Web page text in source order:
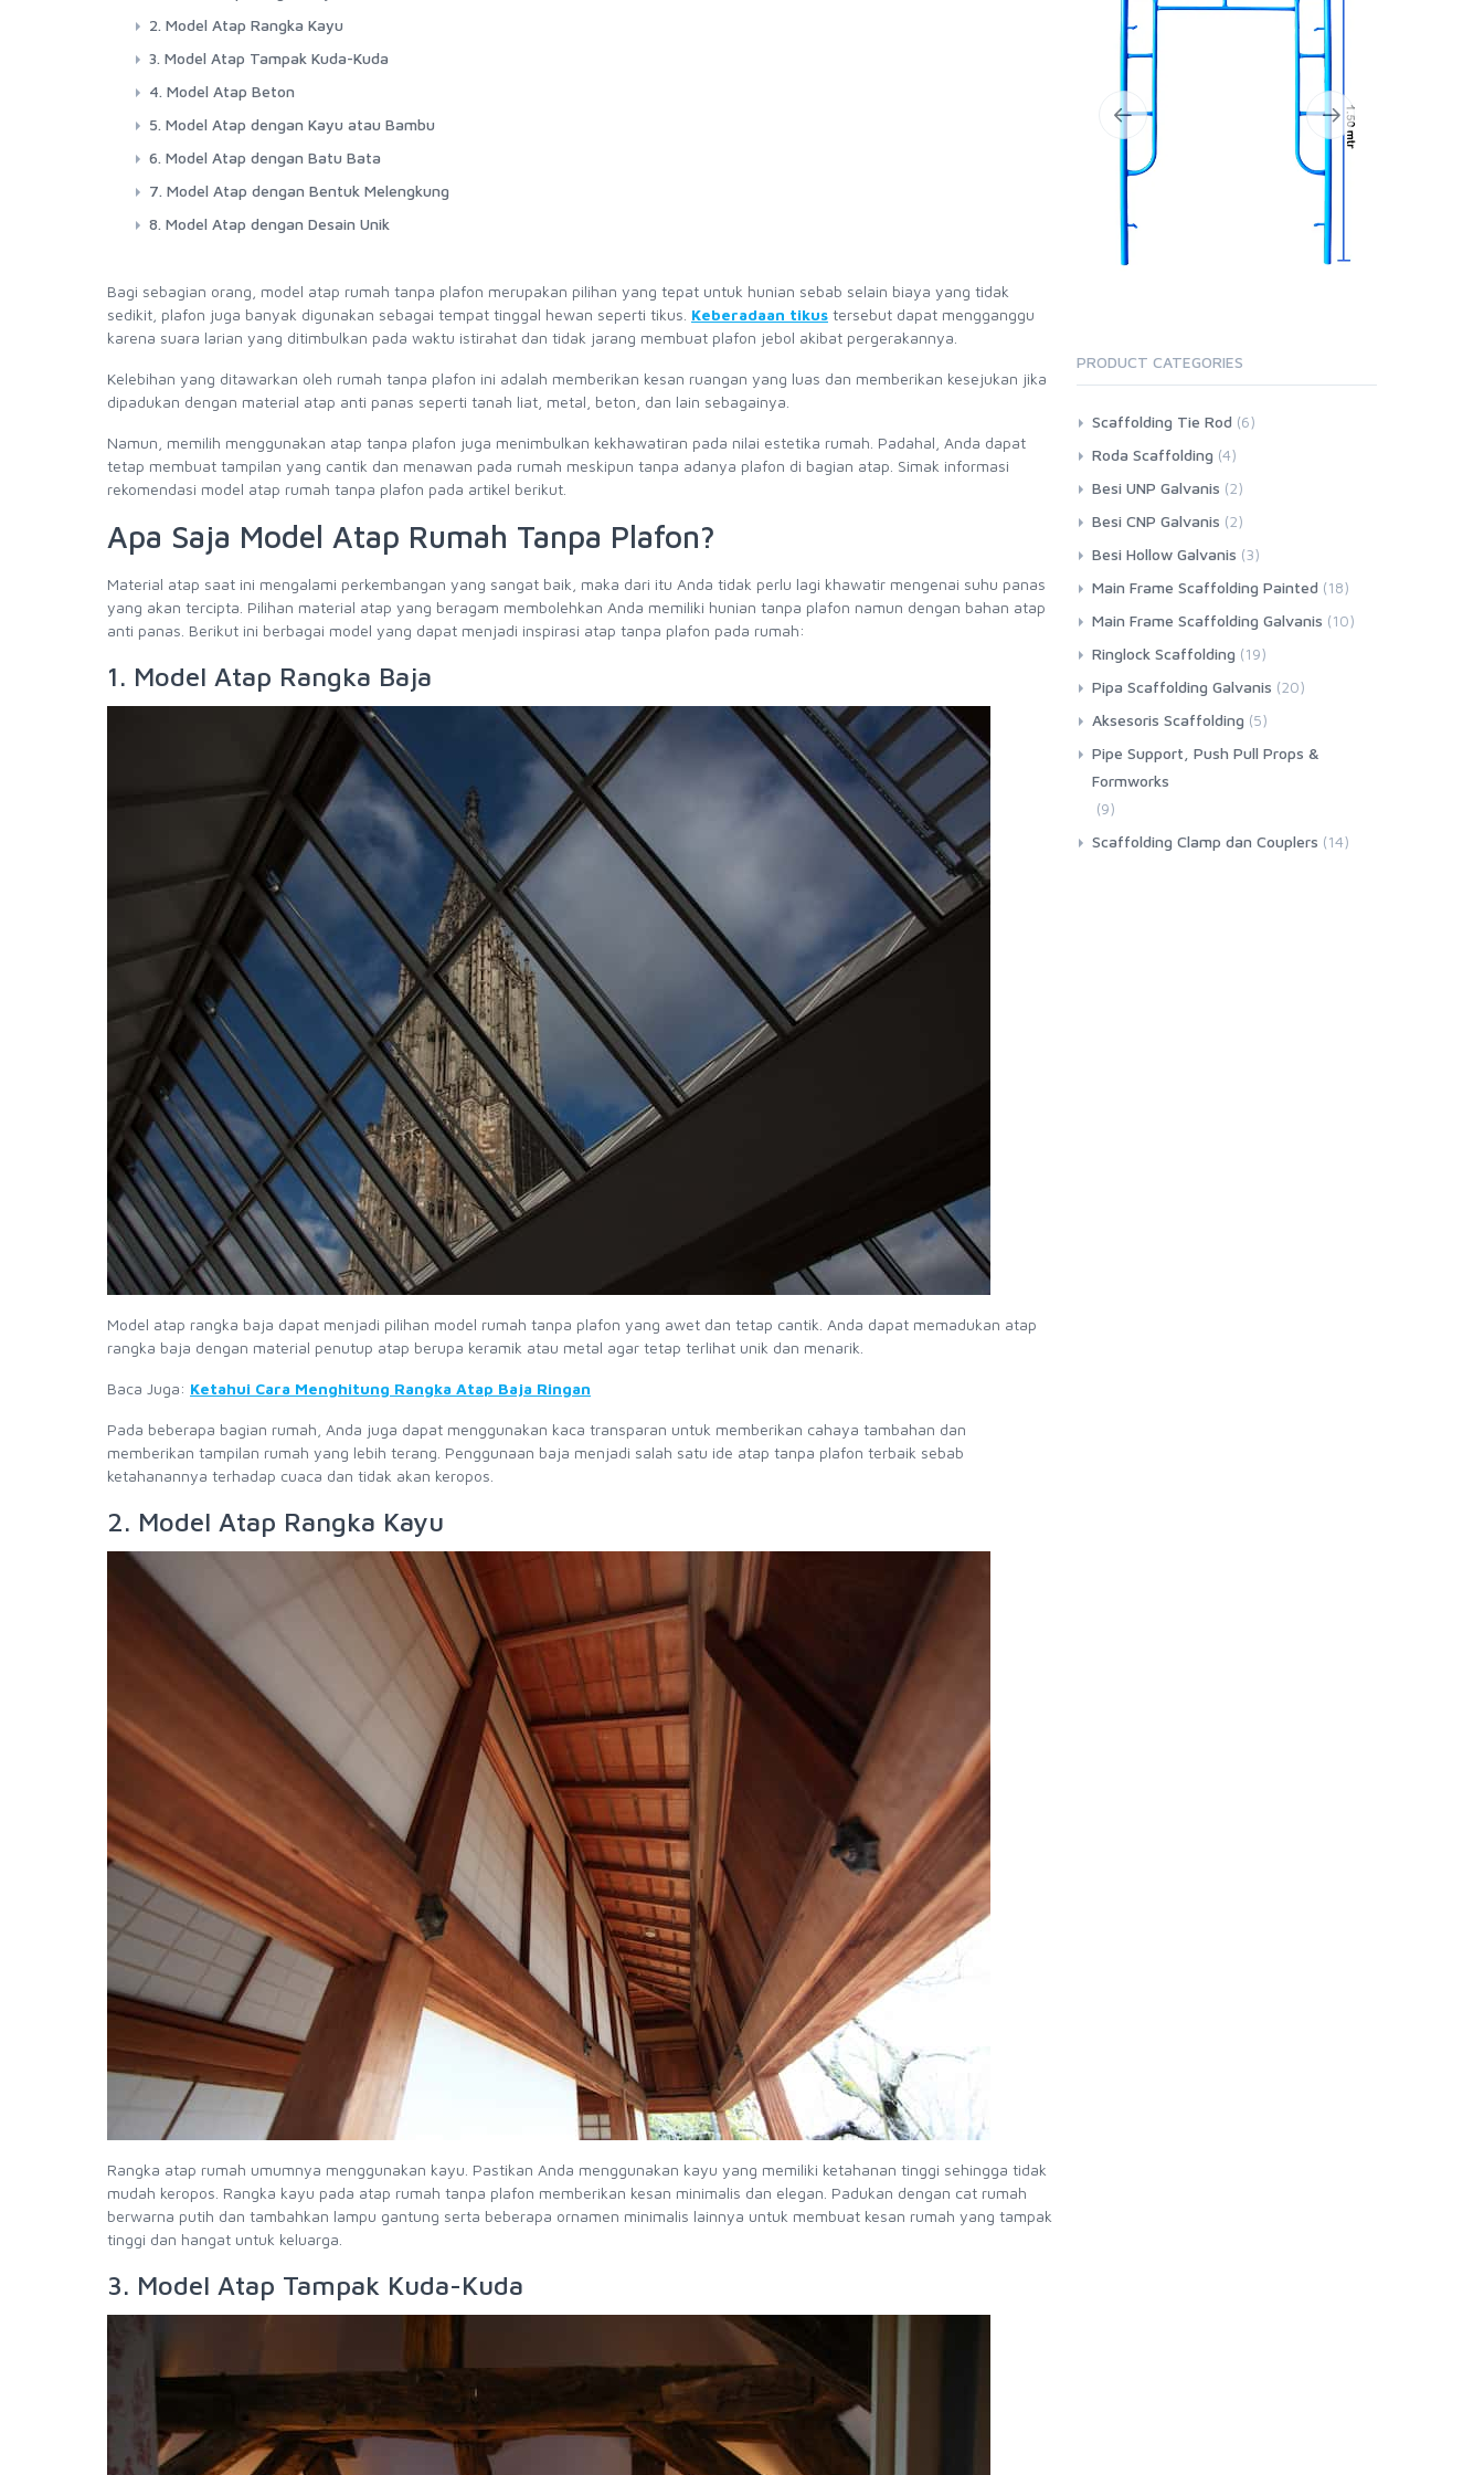
2. Model Atap Rangka Kayu
3. Model Atap Tampak Kuda-Kuda
4. Model Atap Beton
5. Model Atap dengan Kayu atau Bambu
6. Model Atap dengan Batu Bata
7. Model Atap dengan Bentuk Melengkung
8. Model Atap dengan Desain Unik
Bagi sebagian orang, model atap rumah tanpa plafon merupakan pilihan yang tepat untuk hunian sebab selain biaya yang tidak
sedikit, plafon juga banyak digunakan sebagai tempat tinggal hewan seperti tikus. Keberadaan tikus tersebut dapat mengganggu
karena suara larian yang ditimbulkan pada waktu istirahat dan tidak jarang membuat plafon jebol akibat pergerakannya.
Kelebihan yang ditawarkan oleh rumah tanpa plafon ini adalah memberikan kesan ruangan yang luas dan memberikan kesejukan jika
dipadukan dengan material atap anti panas seperti tanah liat, metal, beton, dan lain sebagainya.
Namun, memilih menggunakan atap tanpa plafon juga menimbulkan kekhawatiran pada nilai estetika rumah. Padahal, Anda dapat
tetap membuat tampilan yang cantik dan menawan pada rumah meskipun tanpa adanya plafon di bagian atap. Simak informasi
rekomendasi model atap rumah tanpa plafon pada artikel berikut.
Apa Saja Model Atap Rumah Tanpa Plafon?
Material atap saat ini mengalami perkembangan yang sangat baik, maka dari itu Anda tidak perlu lagi khawatir mengenai suhu panas
yang akan tercipta. Pilihan material atap yang beragam membolehkan Anda memiliki hunian tanpa plafon namun dengan bahan atap
anti panas. Berikut ini berbagai model yang dapat menjadi inspirasi atap tanpa plafon pada rumah:
1. Model Atap Rangka Baja
Model atap rangka baja dapat menjadi pilihan model rumah tanpa plafon yang awet dan tetap cantik. Anda dapat memadukan atap
rangka baja dengan material penutup atap berupa keramik atau metal agar tetap terlihat unik dan menarik.
Baca Juga: Ketahui Cara Menghitung Rangka Atap Baja Ringan
Pada beberapa bagian rumah, Anda juga dapat menggunakan kaca transparan untuk memberikan cahaya tambahan dan
memberikan tampilan rumah yang lebih terang. Penggunaan baja menjadi salah satu ide atap tanpa plafon terbaik sebab
ketahanannya terhadap cuaca dan tidak akan keropos.
2. Model Atap Rangka Kayu
Rangka atap rumah umumnya menggunakan kayu. Pastikan Anda menggunakan kayu yang memiliki ketahanan tinggi sehingga tidak
mudah keropos. Rangka kayu pada atap rumah tanpa plafon memberikan kesan minimalis dan elegan. Padukan dengan cat rumah
berwarna putih dan tambahkan lampu gantung serta beberapa ornamen minimalis lainnya untuk membuat kesan rumah yang tampak
tinggi dan hangat untuk keluarga.
3. Model Atap Tampak Kuda-Kuda
PRODUCT CATEGORIES
Scaffolding Tie Rod (6)
Roda Scaffolding (4)
Besi UNP Galvanis (2)
Besi CNP Galvanis (2)
Besi Hollow Galvanis (3)
Main Frame Scaffolding Painted (18)
Main Frame Scaffolding Galvanis (10)
Ringlock Scaffolding (19)
Pipa Scaffolding Galvanis (20)
Aksesoris Scaffolding (5)
Pipe Support, Push Pull Props &
Formworks
(9)
Scaffolding Clamp dan Couplers (14)